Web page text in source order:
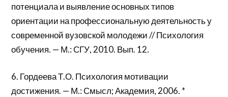
потенциала и выявление основных типов
ориентации на профессиональную деятельность у
современной вузовской молодежи // Психология
обучения. — М.: СГУ, 2010. Вып. 12.
6. Гордеева Т.О. Психология мотивации
достижения. — М.: Смысл; Академия, 2006. *